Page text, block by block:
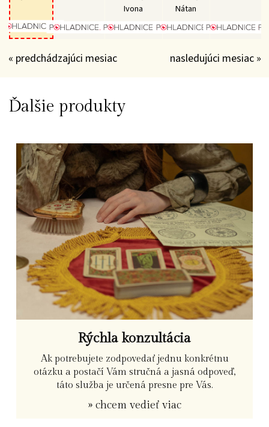
Ivona
Nátan
« predchádzajúci mesiac nasledujúci mesiac »
Ďalšie produkty
Rýchla konzultácia
Ak potrebujete zodpovedať jednu konkrétnu
otázku a postačí Vám stručná a jasná odpoveď,
táto služba je určená presne pre Vás.
» chcem vedieť viac